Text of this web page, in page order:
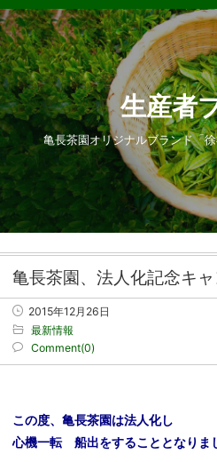
生産者
亀長茶園オリジナルブランド「
亀長茶園、法人化記念キ
2015年12月26日
最新情報
Comment(0)
この度、亀長茶園は法人化し
心機一転 船出をすることとなりま